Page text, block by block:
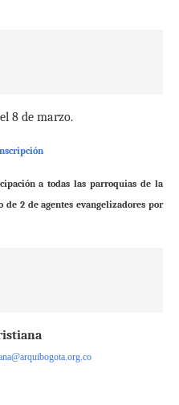
8 de marzo.
a todas las parroquias de la
2 de agentes evangelizadores por